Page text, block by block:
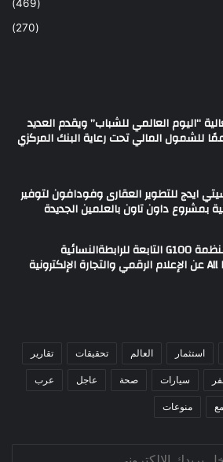
(469)
(270)
“اليوم العالمي للشباب” ويقدم العديد
للشمول المالي تحت رعاية البنك المركزي
ايدج للتطوير العقارى وفودافون لتوفير
چرمين عامر تنضم إلى منظمة G100 التابعة للرابطةالنسائية
استثمار العالم تحقيقات تقارير
سيارات صحة عاجل عرب
منوعات